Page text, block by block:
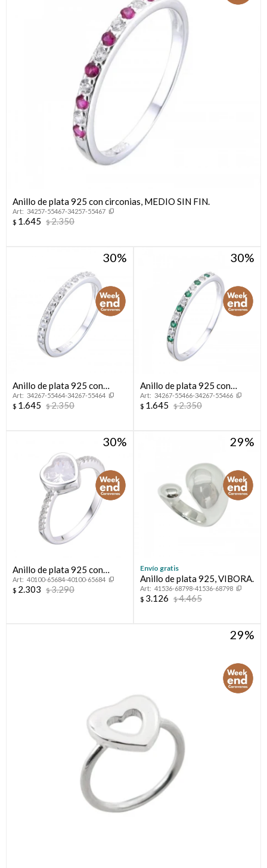
Anillo de plata 925 con circonias, MEDIO SIN FIN.
34257-55467-34257-55467
$ 1.645 $2.350
30
Anillo de plata 925 con
circonias, MEDIO SIN FiN.
34267-55464-34267-55464
$ 1.645 $2.350
30
Anillo de plata 925 con
circonias, MEDIO SIN FIN.
34267-55466-34267-55466
$ 1.645 $2.350
30
Anillo de plata 925 con
circonias.
40100-65684-40100-65684
$ 2.303 $3.290
29
Envío gratis
Anillo de plata 925, VIBORA.
41536-68798-41536-68798
$ 3.126 $4.465
29